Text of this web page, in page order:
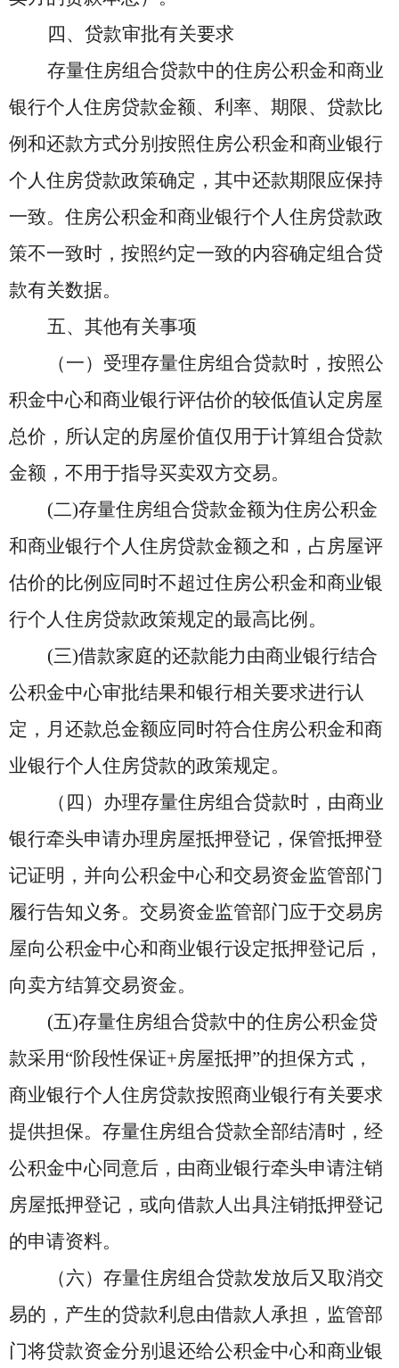
四、贷款审批有关要求
存量住房组合贷款中的住房公积金和商业
银行个人住房贷款金额、利率、期限、贷款比
例和还款方式分别按照住房公积金和商业银行
个人住房贷款政策确定，其中还款期限应保持
一致。住房公积金和商业银行个人住房贷款政
策不一致时，按照约定一致的内容确定组合贷
款有关数据。
五、其他有关事项
（一）受理存量住房组合贷款时，按照公
积金中心和商业银行评估价的较低值认定房屋
总价，所认定的房屋价值仅用于计算组合贷款
金额，不用于指导买卖双方交易。
(二)存量住房组合贷款金额为住房公积金
和商业银行个人住房贷款金额之和，占房屋评
估价的比例应同时不超过住房公积金和商业银
行个人住房贷款政策规定的最高比例。
(三)借款家庭的还款能力由商业银行结合
公积金中心审批结果和银行相关要求进行认
定，月还款总金额应同时符合住房公积金和商
业银行个人住房贷款的政策规定。
（四）办理存量住房组合贷款时，由商业
银行牵头申请办理房屋抵押登记，保管抵押登
记证明，并向公积金中心和交易资金监管部门
履行告知义务。交易资金监管部门应于交易房
屋向公积金中心和商业银行设定抵押登记后，
向卖方结算交易资金。
(五)存量住房组合贷款中的住房公积金贷
款采用“阶段性保证+房屋抵押”的担保方式，
商业银行个人住房贷款按照商业银行有关要求
提供担保。存量住房组合贷款全部结清时，经
公积金中心同意后，由商业银行牵头申请注销
房屋抵押登记，或向借款人出具注销抵押登记
的申请资料。
（六）存量住房组合贷款发放后又取消交
易的， 产生的贷款利息由借款人承担， 监管部
门将贷款资金分别退还给公积金中心和商业银